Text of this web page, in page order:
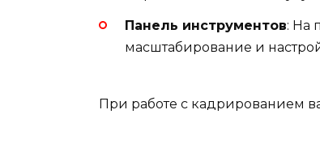
Панель инструментов: На
масштабирование и
При работе с кадрированием